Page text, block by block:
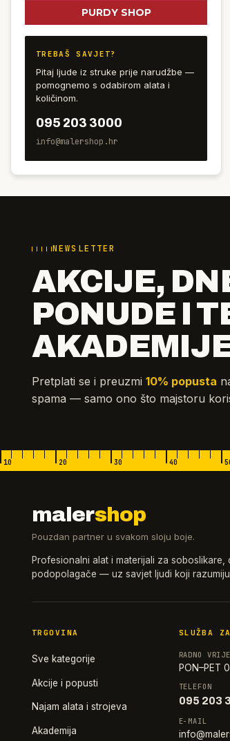
Dostupnost
Vrsta alata
Dostupne veličine
Serija
Namjena valjka
PURDY SHOP
TREBAŠ SAVJET?
Pitaj ljude iz struke prije narudžbe —
pomognemo s odabirom alata i
količinom.
095 203 3000
info@malershop.hr
NEWSLETTER
AKCIJE,
PONUDE I
Pretplati se i preuzmi 10% popusta
spama — samo ono što majstoru
10 20 30 40
malershop
Pouzdan partner u svakom sloju boje.
Profesionalni alat i materijali za soboslikare,
podopolagače — uz savjet ljudi koji
TRGOVINA
Sve kategorije
Akcije i popusti
Najam alata i strojeva
Akademija
SLUŽBA
RADNO
PON–PET
TELEFON
095 203
E-MAIL